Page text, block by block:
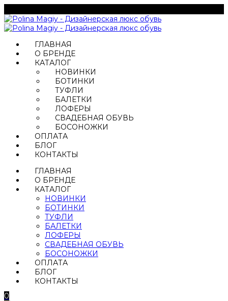
ГЛАВНАЯ
О БРЕНДЕ
КАТАЛОГ
НОВИНКИ
БОТИНКИ
ТУФЛИ
БАЛЕТКИ
ЛОФЕРЫ
СВАДЕБНАЯ ОБУВЬ
БОСОНОЖКИ
ОПЛАТА
БЛОГ
КОНТАКТЫ
ГЛАВНАЯ
О БРЕНДЕ
КАТАЛОГ
НОВИНКИ
БОТИНКИ
ТУФЛИ
БАЛЕТКИ
ЛОФЕРЫ
СВАДЕБНАЯ ОБУВЬ
БОСОНОЖКИ
ОПЛАТА
БЛОГ
КОНТАКТЫ
0